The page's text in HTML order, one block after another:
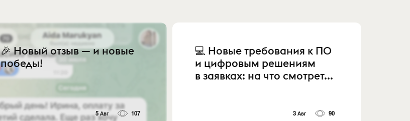
🎉 Новый отзыв — и новые
победы!
5 Авг 107
💻 Новые требования к ПО
и цифровым решениям
в заявках: на что смотрет...
3 Авг 90